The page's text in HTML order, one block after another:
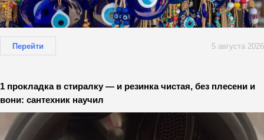
Перейти 5 августа 2026
1 прокладка в стиралку — и резинка чистая, без плесени и
вони: сантехник научил